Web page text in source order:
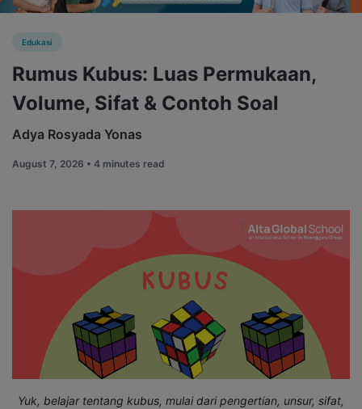
Edukasi
Rumus Kubus: Luas Permukaan,
Volume, Sifat & Contoh Soal
Adya Rosyada Yonas
August 7, 2026 • 4 minutes read
Yuk, belajar tentang kubus, mulai dari pengertian, unsur, sifat,